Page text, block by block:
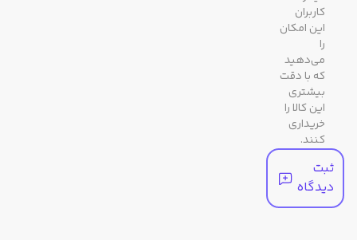
متری
نور پس‌زمینه الکتروشب‌تاب
کلید روشنایی تمام خودکار، مدت
روشنایی قابل انتخاب
نشانگر نمودار جزر و مد
اطلاعات کره ماه (وضعیت ماه در
کاربران
این امکان
را
می‌دهید
که با دقت
بیشتری
این کالا را
خریداری
کنند.
ثبت
دیدگاه